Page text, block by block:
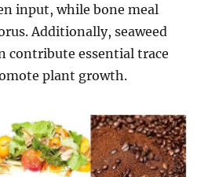
input, while bone meal
Additionally, seaweed
contribute essential trace
plant growth.